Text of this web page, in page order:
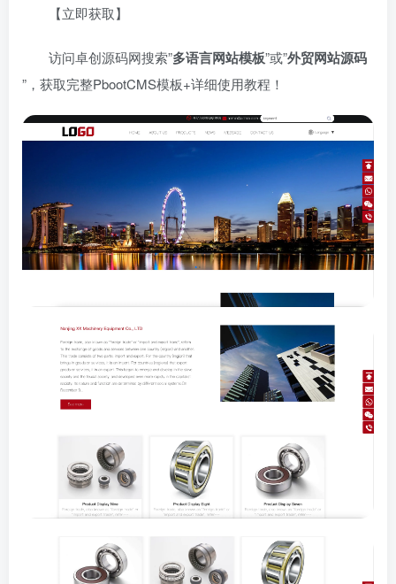
【立即获取】
访问卓创源码网搜索”​多语言网站模板​”或”​外贸网站源码
”，获取完整PbootCMS模板+详细使用教程！